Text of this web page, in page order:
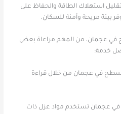
استهلاك الطاقة والحفاظ على
بيئة مريحة وآمنة للسكان.
في عجمان، من المهم مراعاة بعض
خدمة:
في عجمان من خلال قراءة
في عجمان تستخدم مواد عزل ذات